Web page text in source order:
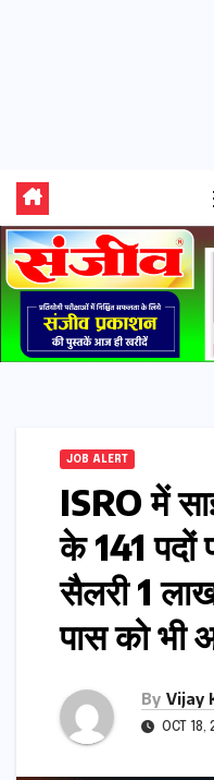
JOB ALERT
ISRO में
के 141 पदों
सैलरी 1
पास को भी
By Vijay
OCT 18,